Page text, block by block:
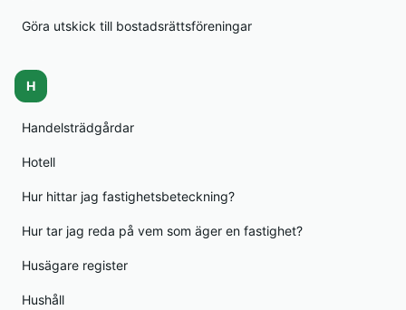
Göra utskick till bostadsrättsföreningar
H
Handelsträdgårdar
Hotell
Hur hittar jag fastighetsbeteckning?
Hur tar jag reda på vem som äger en fastighet?
Husägare register
Hushåll